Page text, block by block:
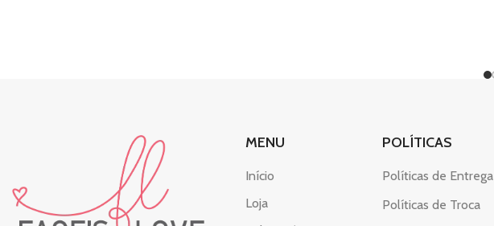
MENU
Início
Loja
POLÍTICAS
Políticas de Entrega
Políticas de Troca